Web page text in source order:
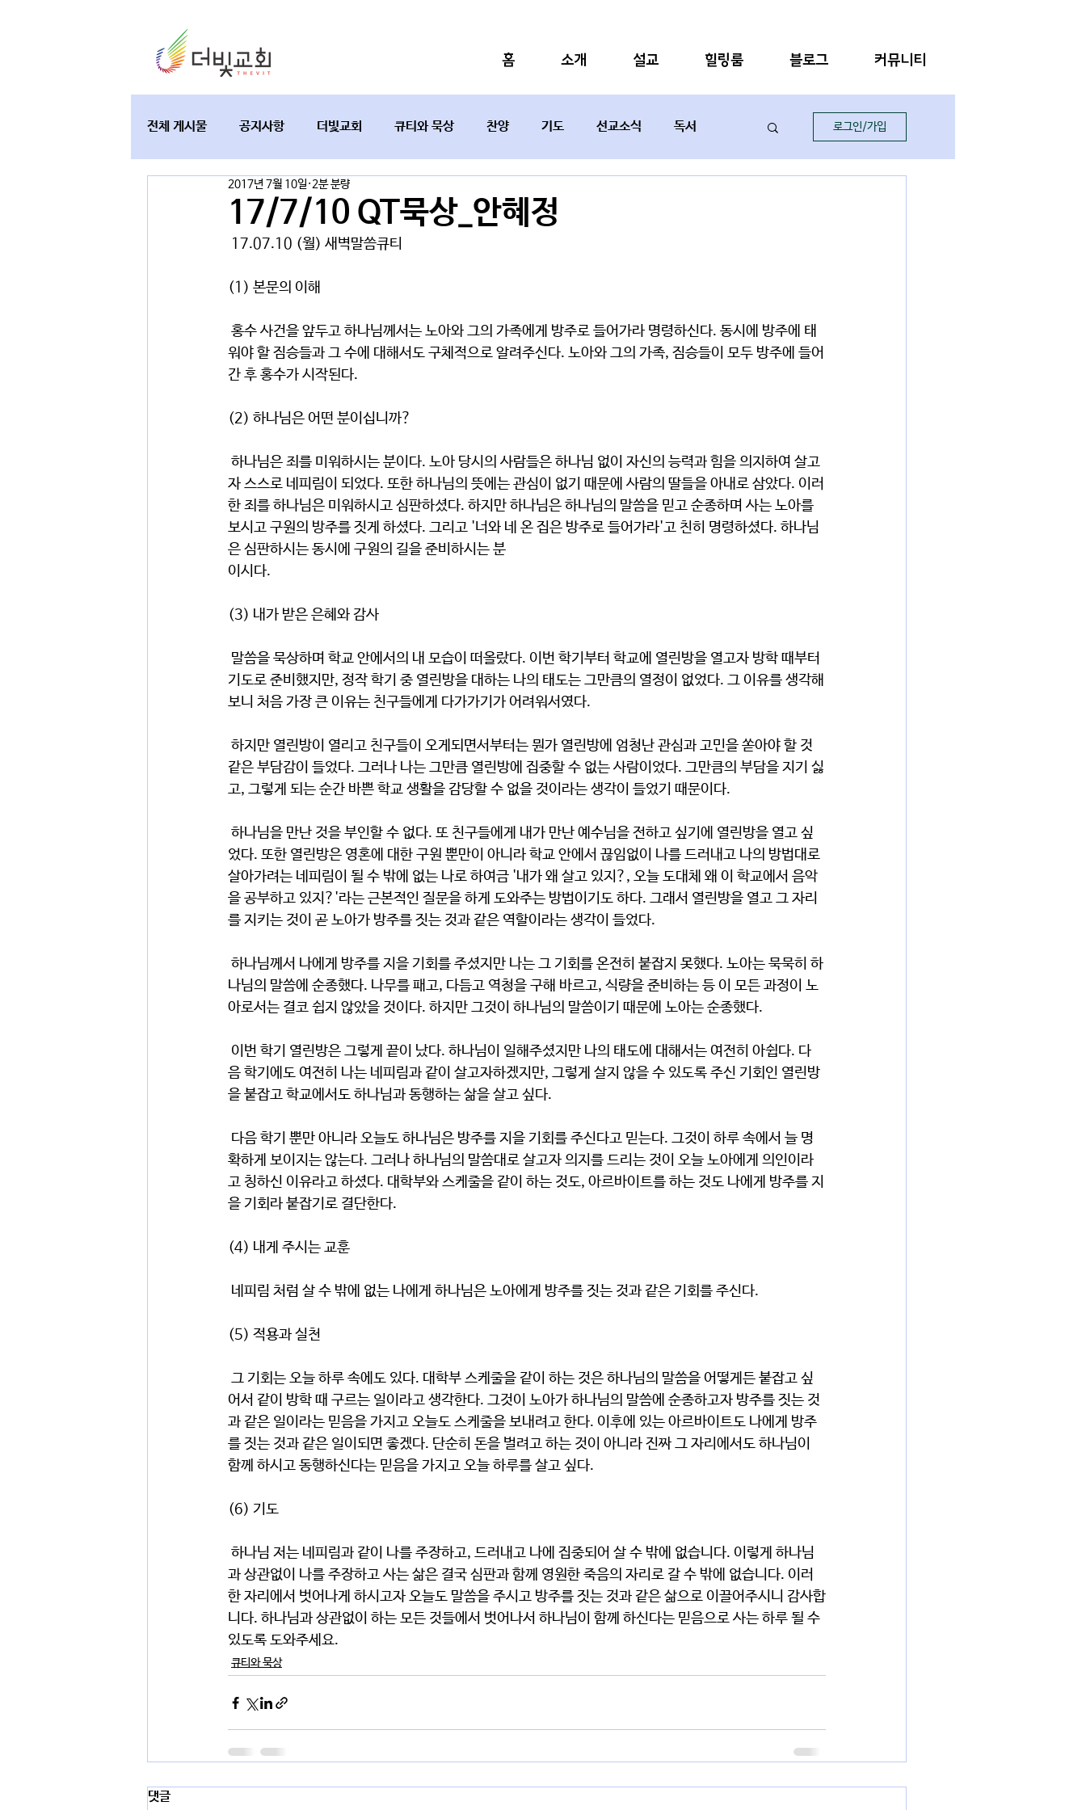
홈 소개 설교 힐링룸 블로그 커뮤니티
전체 게시물 공지사항 더빛교회 큐티와 묵상 찬양 기도 선교소식 독서
교육과 테필린 토요가정예배
로그인/가입
17/7/10 QT묵상_안혜정
2017년 7월 10일 2분 분량
17.07.10 (월) 새벽말씀큐티
(1) 본문의 이해
워야 할 짐승들과 그 수에 대해서도 구체적으로 알려주신다. 노아와 그의 가족, 짐승들이 모두 방주에 들어
간 후 홍수가 시작된다.
(2) 하나님은 어떤 분이십니까?
자 스스로 네피림이 되었다. 또한 하나님의 뜻에는 관심이 없기 때문에 사람의 딸들을 아내로 삼았다. 이러
한 죄를 하나님은 미워하시고 심판하셨다. 하지만 하나님은 하나님의 말씀을 믿고 순종하며 사는 노아를
보시고 구원의 방주를 짓게 하셨다. 그리고 '너와 네 온 집은 방주로 들어가라'고 친히 명령하셨다. 하나님
은 심판하시는 동시에 구원의 길을 준비하시는 분
이시다.
(3) 내가 받은 은혜와 감사
기도로 준비했지만, 정작 학기 중 열린방을 대하는 나의 태도는 그만큼의 열정이 없었다. 그 이유를 생각해
보니 처음 가장 큰 이유는 친구들에게 다가가기가 어려워서였다.
같은 부담감이 들었다. 그러나 나는 그만큼 열린방에 집중할 수 없는 사람이었다. 그만큼의 부담을 지기 싫
고, 그렇게 되는 순간 바쁜 학교 생활을 감당할 수 없을 것이라는 생각이 들었기 때문이다.
었다. 또한 열린방은 영혼에 대한 구원 뿐만이 아니라 학교 안에서 끊임없이 나를 드러내고 나의 방법대로
살아가려는 네피림이 될 수 밖에 없는 나로 하여금 '내가 왜 살고 있지?, 오늘 도대체 왜 이 학교에서 음악
을 공부하고 있지?'라는 근본적인 질문을 하게 도와주는 방법이기도 하다. 그래서 열린방을 열고 그 자리
를 지키는 것이 곧 노아가 방주를 짓는 것과 같은 역할이라는 생각이 들었다.
나님의 말씀에 순종했다. 나무를 패고, 다듬고 역청을 구해 바르고, 식량을 준비하는 등 이 모든 과정이 노
아로서는 결코 쉽지 않았을 것이다. 하지만 그것이 하나님의 말씀이기 때문에 노아는 순종했다.
음 학기에도 여전히 나는 네피림과 같이 살고자하겠지만, 그렇게 살지 않을 수 있도록 주신 기회인 열린방
을 붙잡고 학교에서도 하나님과 동행하는 삶을 살고 싶다.
확하게 보이지는 않는다. 그러나 하나님의 말씀대로 살고자 의지를 드리는 것이 오늘 노아에게 의인이라
고 칭하신 이유라고 하셨다. 대학부와 스케줄을 같이 하는 것도, 아르바이트를 하는 것도 나에게 방주를 지
을 기회라 붙잡기로 결단한다.
(4) 내게 주시는 교훈
네피림 처럼 살 수 밖에 없는 나에게 하나님은 노아에게 방주를 짓는 것과 같은 기회를 주신다.
(5) 적용과 실천
어서 같이 방학 때 구르는 일이라고 생각한다. 그것이 노아가 하나님의 말씀에 순종하고자 방주를 짓는 것
과 같은 일이라는 믿음을 가지고 오늘도 스케줄을 보내려고 한다. 이후에 있는 아르바이트도 나에게 방주
를 짓는 것과 같은 일이되면 좋겠다. 단순히 돈을 벌려고 하는 것이 아니라 진짜 그 자리에서도 하나님이
함께 하시고 동행하신다는 믿음을 가지고 오늘 하루를 살고 싶다.
(6) 기도﻿
과 상관없이 나를 주장하고 사는 삶은 결국 심판과 함께 영원한 죽음의 자리로 갈 수 밖에 없습니다. 이러
한 자리에서 벗어나게 하시고자 오늘도 말씀을 주시고 방주를 짓는 것과 같은 삶으로 이끌어주시니 감사합
니다. 하나님과 상관없이 하는 모든 것들에서 벗어나서 하나님이 함께 하신다는 믿음으로 사는 하루 될 수
있도록 도와주세요.
큐티와 묵상
댓글